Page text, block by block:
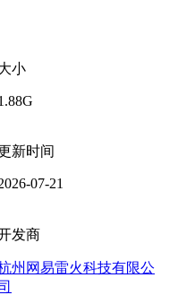
小
新时间
07-21
发商
州网易雷火科技有限公